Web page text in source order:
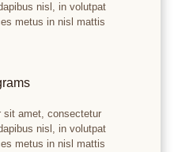
nisl, in volutpat
metus in nisl mattis
sit amet, consectetur
nisl, in volutpat
metus in nisl mattis